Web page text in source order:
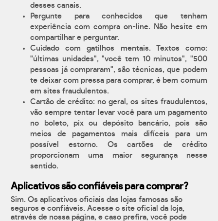
desses canais.
Pergunte para conhecidos que tenham
experiência com compra on-line. Não hesite em
compartilhar e perguntar.
Cuidado com gatilhos mentais. Textos como:
"últimas unidades", "você tem 10 minutos", "500
pessoas já compraram", são técnicas, que podem
te deixar com pressa para comprar, é bem comum
em sites fraudulentos.
Cartão de crédito: no geral, os sites fraudulentos,
vão sempre tentar levar você para um pagamento
no boleto, pix ou depósito bancário, pois são
meios de pagamentos mais difíceis para um
possível estorno. Os cartões de crédito
proporcionam uma maior segurança nesse
sentido.
Aplicativos são confiáveis para comprar?
Sim. Os aplicativos oficiais das lojas famosas são
seguros e confiáveis. Acesse o site oficial da loja,
através de nossa página, e caso prefira, você pode